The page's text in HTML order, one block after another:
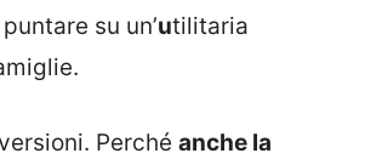
su un’utilitaria
Perché anche la